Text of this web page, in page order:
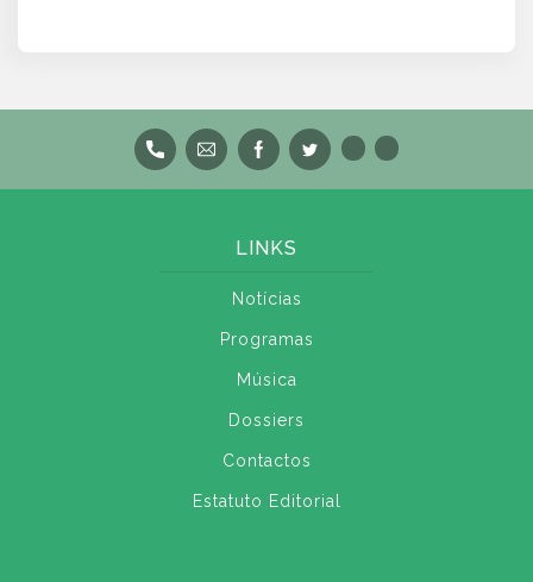
LINKS
Notícias
Programas
Música
Dossiers
Contactos
Estatuto Editorial